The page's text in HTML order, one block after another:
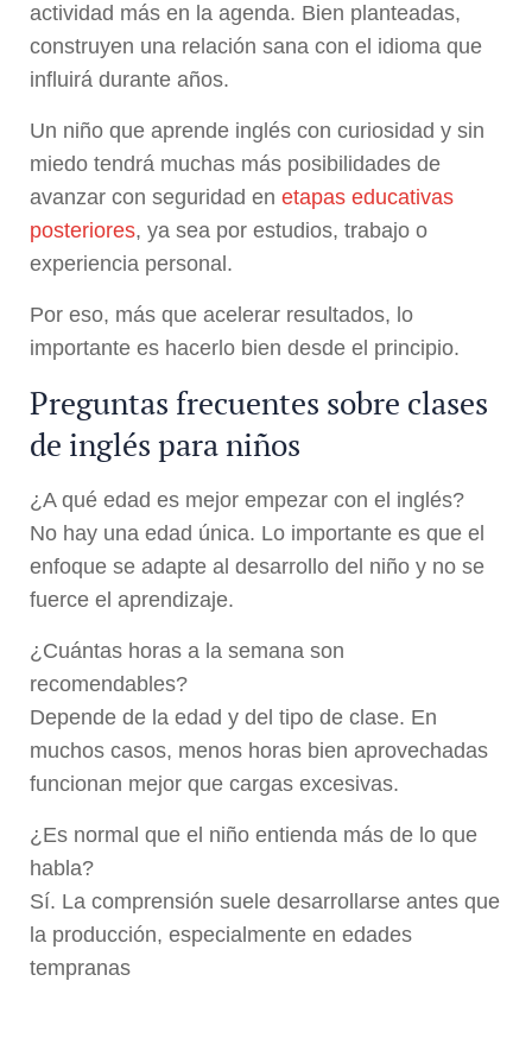
actividad más en la agenda. Bien planteadas,
construyen una relación sana con el idioma que
influirá durante años.
Un niño que aprende inglés con curiosidad y sin
miedo tendrá muchas más posibilidades de
avanzar con seguridad en etapas educativas
posteriores, ya sea por estudios, trabajo o
experiencia personal.
Por eso, más que acelerar resultados, lo
importante es hacerlo bien desde el principio.
Preguntas frecuentes sobre clases
de inglés para niños
¿A qué edad es mejor empezar con el inglés?
No hay una edad única. Lo importante es que el
enfoque se adapte al desarrollo del niño y no se
fuerce el aprendizaje.
¿Cuántas horas a la semana son
recomendables?
Depende de la edad y del tipo de clase. En
muchos casos, menos horas bien aprovechadas
funcionan mejor que cargas excesivas.
¿Es normal que el niño entienda más de lo que
habla?
Sí. La comprensión suele desarrollarse antes que
la producción, especialmente en edades
tempranas